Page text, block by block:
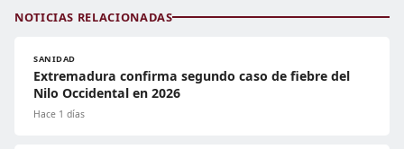
NOTICIAS RELACIONADAS
SANIDAD
Extremadura confirma segundo caso de fiebre del
Nilo Occidental en 2026
Hace 1 días